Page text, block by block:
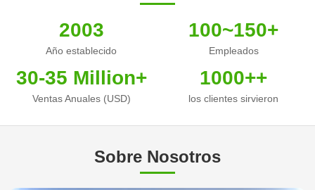
2003
Año establecido
100~150+
Empleados
30-35 Million+
Ventas Anuales (USD)
1000++
los clientes sirvieron
Sobre Nosotros